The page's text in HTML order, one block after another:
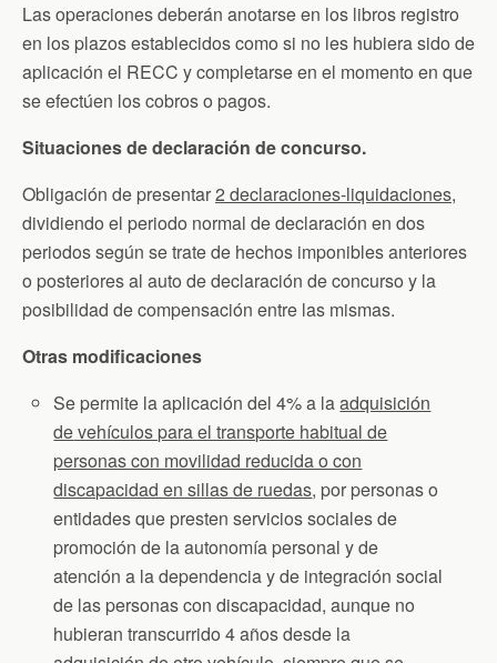
Las operaciones deberán anotarse en los libros registro
en los plazos establecidos como si no les hubiera sido de
aplicación el RECC y completarse en el momento en que
se efectúen los cobros o pagos.
Situaciones de declaración de concurso.
Obligación de presentar2 declaraciones-liquidaciones,
dividiendo el periodo normal de declaración en dos
periodos según se trate de hechos imponibles anteriores
o posteriores al auto de declaración de concurso y la
posibilidad de compensación entre las mismas.
Otras modificaciones
Se permite la aplicación del 4% a laadquisición
devehículos para el transporte habitual de
personas con movilidad reducida o con
discapacidad en sillas de ruedas, por personas o
entidades que presten servicios sociales de
promoción de la autonomía personal y de
atención a la dependencia y de integración social
de las personas con discapacidad, aunque no
hubieran transcurrido 4 años desde la